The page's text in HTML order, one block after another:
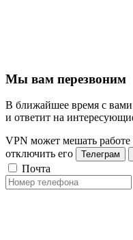
Мы вам перезвоним
В ближайшее время с
и ответит на
VPN может мешать
отключить его
Телеграм
Почта